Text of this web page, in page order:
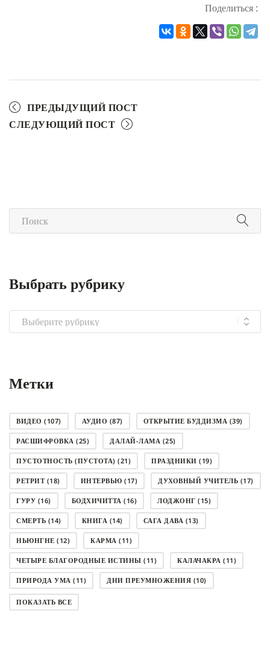
Поделиться :
ПРЕДЫДУЩИЙ ПОСТ
СЛЕДУЮЩИЙ ПОСТ
Выбрать рубрику
Выбрать
рубрику
Метки
ВИДЕО (107) АУДИО (87) ОТКРЫТИЕ БУДДИЗМА (39)
РАСШИФРОВКА (25) ДАЛАЙ-ЛАМА (25)
ПУСТОТНОСТЬ (ПУСТОТА) (21) ПРАЗДНИКИ (19)
РЕТРИТ(18) ИНТЕРВЬЮ (17) ДУХОВНЫЙ УЧИТЕЛЬ (17)
ГУРУ (16) БОДХИЧИТТА (16) ЛОДЖОНГ (15)
СМЕРТЬ (14) КНИГА (14) САГА ДАВА (13)
НЬЮНГНЕ (12) КАРМА (11)
ЧЕТЫРЕ БЛАГОРОДНЫЕ ИСТИНЫ (11) КАЛАЧАКРА (11)
ПРИРОДА УМА (11) ДНИ ПРЕУМНОЖЕНИЯ (10)
СОВЕТ(10)
ПОКАЗАТЬ ВСЕ